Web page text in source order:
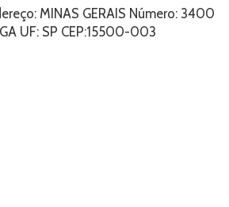
MINAS GERAIS Número: 3400
UF: SP CEP:15500-003